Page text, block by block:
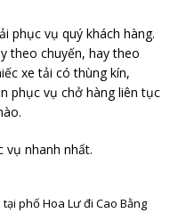
phục vụ quý khách hàng.
theo chuyến, hay theo
xe tải có thùng kín,
phục vụ chở hàng liên tục
vụ nhanh nhất.
phố Hoa Lư đi Cao Bằng